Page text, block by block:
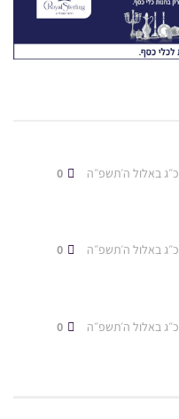
כ״ג באלול ה׳תשפ״ה
כ״ג באלול ה׳תשפ״ה
כ״ג באלול ה׳תשפ״ה